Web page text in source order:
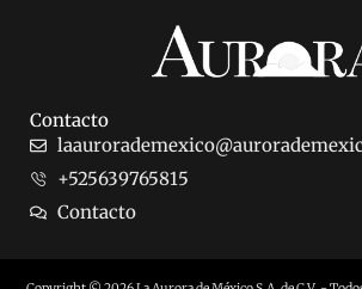
Contacto
+525639765815
Contacto